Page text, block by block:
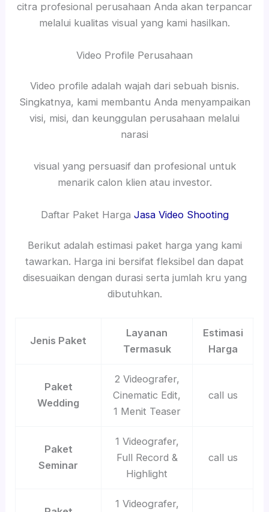
citra profesional perusahaan Anda akan terpancar
melalui kualitas visual yang kami hasilkan.
Video Profile Perusahaan
Video profile adalah wajah dari sebuah bisnis.
Singkatnya, kami membantu Anda menyampaikan
visi, misi, dan keunggulan perusahaan melalui
narasi
visual yang persuasif dan profesional untuk
menarik calon klien atau investor.
Daftar Paket Harga Jasa Video Shooting
Berikut adalah estimasi paket harga yang kami
tawarkan. Harga ini bersifat fleksibel dan dapat
disesuaikan dengan durasi serta jumlah kru yang
dibutuhkan.
Jenis Paket
Layanan
Termasuk
Estimasi
Harga
Paket
Wedding
2 Videografer,
Cinematic Edit,
1 Menit Teaser
call us
Paket
Seminar
1 Videografer,
Full Record &
Highlight
call us
1 Videografer,